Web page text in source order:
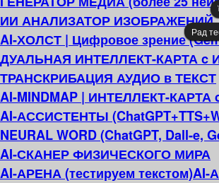
ИИ АНАЛИЗАТОР ИЗОБРАЖЕНИЙ
AI-ХОЛСТ | Цифровое зрение
ДУАЛЬНАЯ ИНТЕЛЛЕКТ-КАРТА c
ТРАНСКРИБАЦИЯ АУДИО в ТЕКСТ
AI-MINDMAP | ИНТЕЛЛЕКТ-КАРТА
AI-АССИСТЕНТЫ
NEURAL WORD (ChatGPT, Dall-e,
AI-СКАНЕР ФИЗИЧЕСКОГО МИРА
AI-АРЕНА (тестируем текстом)AI-
Рад